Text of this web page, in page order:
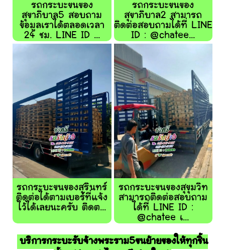
รถกระบะขนของ
สุขาภิบาล5 สอบถาม
ข้อมูลเราได้ตลอดเวลา
24 ชม. LINE ID ...
รถกระบะขนของ
สุขาภิบาล2 สามารถ
ติดต่อสอบถามได้ที่ LINE
ID : @chatee...
รถกระบะขนของสุรินทร์
ติดต่อได้ตามเบอร์ที่แจ้ง
ไว้ได้เลยนะครับ ติดต...
รถกระบะขนของสุขุมวิท
สามารถติดต่อสอบถาม
ได้ที่ LINE ID :
@chatee เ...
บริการกระบะรับจ้างพระราม5ขนย้ายของให้ทุกชิ้น